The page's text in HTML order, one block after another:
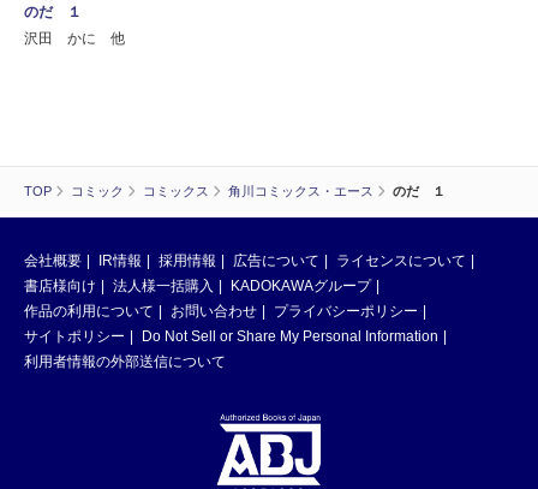
TOP コミック コミックス 角川コミックス・エース のだ １
のだ １
沢田 かに 他
会社概要 IR情報 採用情報 広告について
ライセンスについて
書店様向け
法人様一括購入
KADOKAWAグループ
作品の利用について
お問い合わせ
プライバシーポリシー
サイトポリシー
Do Not Sell or Share My Personal Information
利用者情報の外部送信について